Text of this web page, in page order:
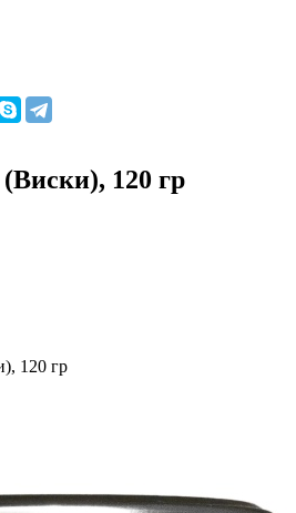
120 гр
120 гр